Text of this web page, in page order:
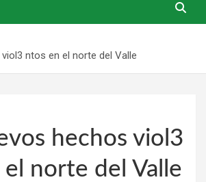
ntos en el norte del Valle
hechos viol3
norte del Valle